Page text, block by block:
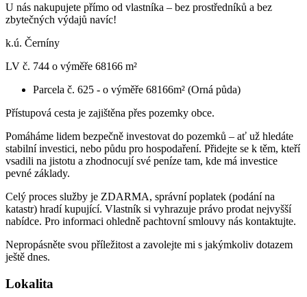
U nás nakupujete přímo od vlastníka – bez prostředníků a bez
zbytečných výdajů navíc!
k.ú. Černíny
LV č. 744 o výměře 68166 m²
Parcela č. 625 - o výměře 68166m² (Orná půda)
Přístupová cesta je zajištěna přes pozemky obce.
Pomáháme lidem bezpečně investovat do pozemků – ať už hledáte
stabilní investici, nebo půdu pro hospodaření. Přidejte se k těm, kteří
vsadili na jistotu a zhodnocují své peníze tam, kde má investice
pevné základy.
Celý proces služby je ZDARMA, správní poplatek (podání na
katastr) hradí kupující. Vlastník si vyhrazuje právo prodat nejvyšší
nabídce. Pro informaci ohledně pachtovní smlouvy nás kontaktujte.
Nepropásněte svou příležitost a zavolejte mi s jakýmkoliv dotazem
ještě dnes.
Lokalita